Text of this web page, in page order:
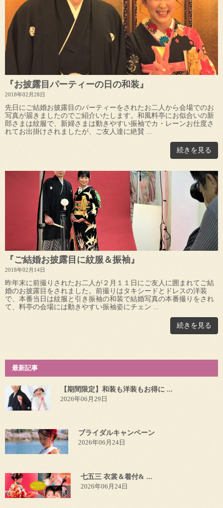
『お披露目パーティーの日の和装』
2018年02月28日
先日にご結婚お披露目のパーティーをされたお二人から会場でのお
写真が届きましたのでご紹介いたします。和風料亭にお似合いの新
郎さまは紋服で、新婦さまは動きやすい振袖でカ・レーンお仕度さ
れてお出掛けされましたが、ご友人達に絶賛 ...
続きを見る
『ご結婚お披露目に紋服＆振袖』
2018年02月14日
昨年末に前撮りされたお二人が２月１１日にご友人に囲まれてご結
婚のお披露目をされました。前撮りはタキシードとドレスの洋装
で、本番当日は紋服と引き振袖の和装で結婚写真の本番撮りをされ
て、料亭の会場には動きやすい振袖姿にチェン ...
続きを見る
最新記事
【期間限定】和装も洋装もお得に ...
2026年06月29日
ブライダルキャンペーン
2026年06月24日
七五三 衣裳＆着付& ...
2026年06月24日